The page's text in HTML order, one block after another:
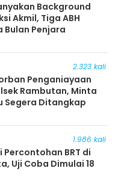
Background
Akmil, Tiga ABH
Bulan Penjara
2.323 kali
Penganiayaan
Rambutan, Minta
Segera Ditangkap
1.986 kali
Percontohan BRT di
Uji Coba Dimulai 18